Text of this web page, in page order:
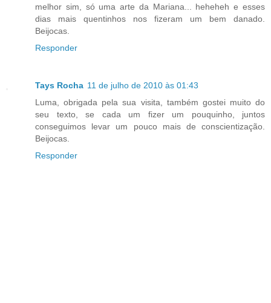
melhor sim, só uma arte da Mariana... heheheh e esses
dias mais quentinhos nos fizeram um bem danado.
Beijocas.
Responder
Tays Rocha 11 de julho de 2010 às 01:43
Luma, obrigada pela sua visita, também gostei muito do
seu texto, se cada um fizer um pouquinho, juntos
conseguimos levar um pouco mais de conscientização.
Beijocas.
Responder